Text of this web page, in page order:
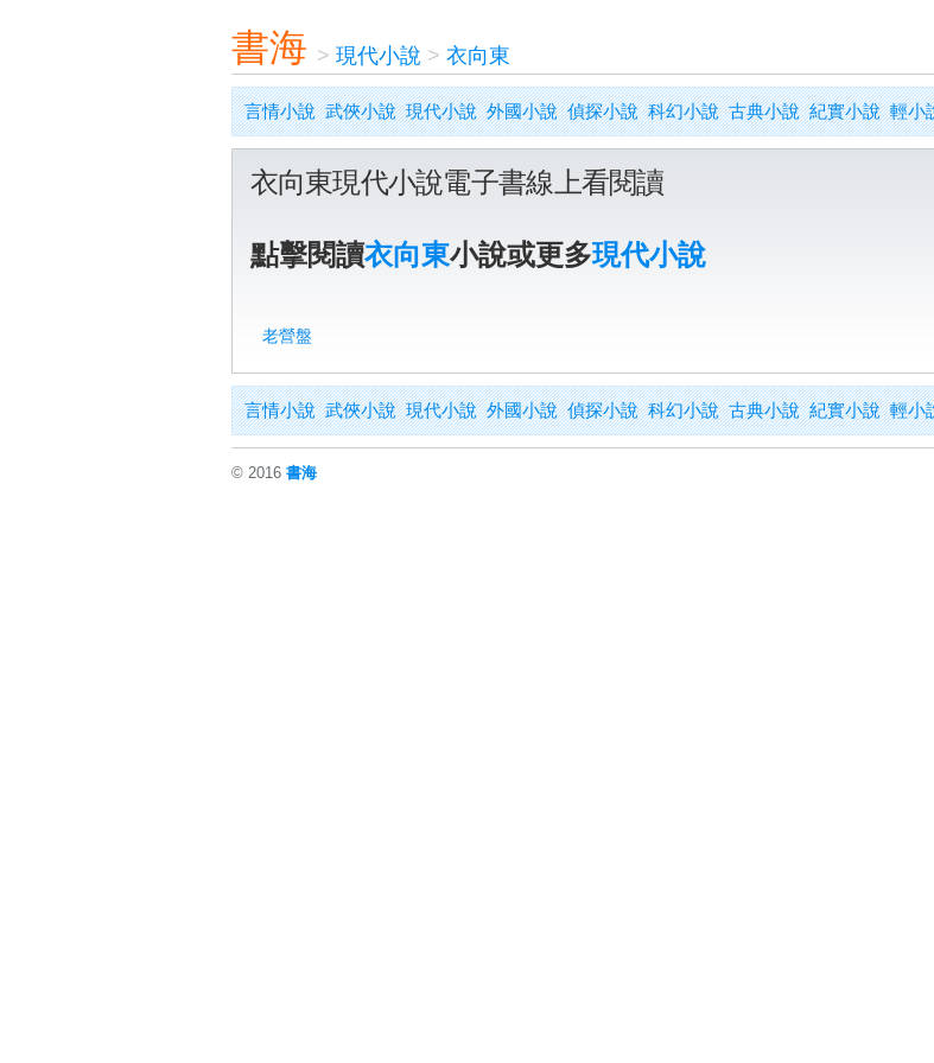
書海 > 現代小說 > 衣向東
言情小說 武俠小說 現代小說 外國小說 偵探小說 科幻小說 古典小說 紀實小說 輕小
衣向東現代小說電子書線上看閱讀
點擊閱讀衣向東小說或更多現代小說
老營盤
言情小說 武俠小說 現代小說 外國小說 偵探小說 科幻小說 古典小說 紀實小說 輕小
© 2016 書海